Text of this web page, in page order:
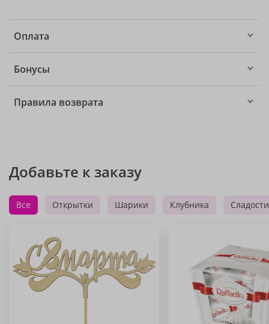
Оплата
Бонусы
Правила возврата
Добавьте к заказу
Все Открытки Шарики Клубника Сладости